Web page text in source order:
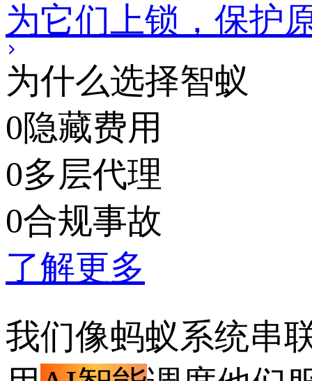
为它们上锁，保护
为什么选择智蚁
0隐藏费用
0多层代理
0合规事故
了解更多
我们像蚂蚁系统串